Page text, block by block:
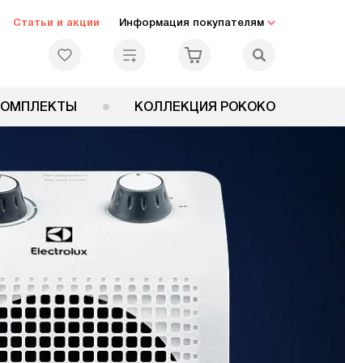
Статьи и акции Информация покупателям
КОЛЛЕКЦИЯ РОКОКО